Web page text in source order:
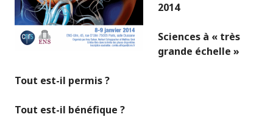
2014
Sciences à « très
grande échelle »
Tout est-il permis ?
Tout est-il bénéfique ?